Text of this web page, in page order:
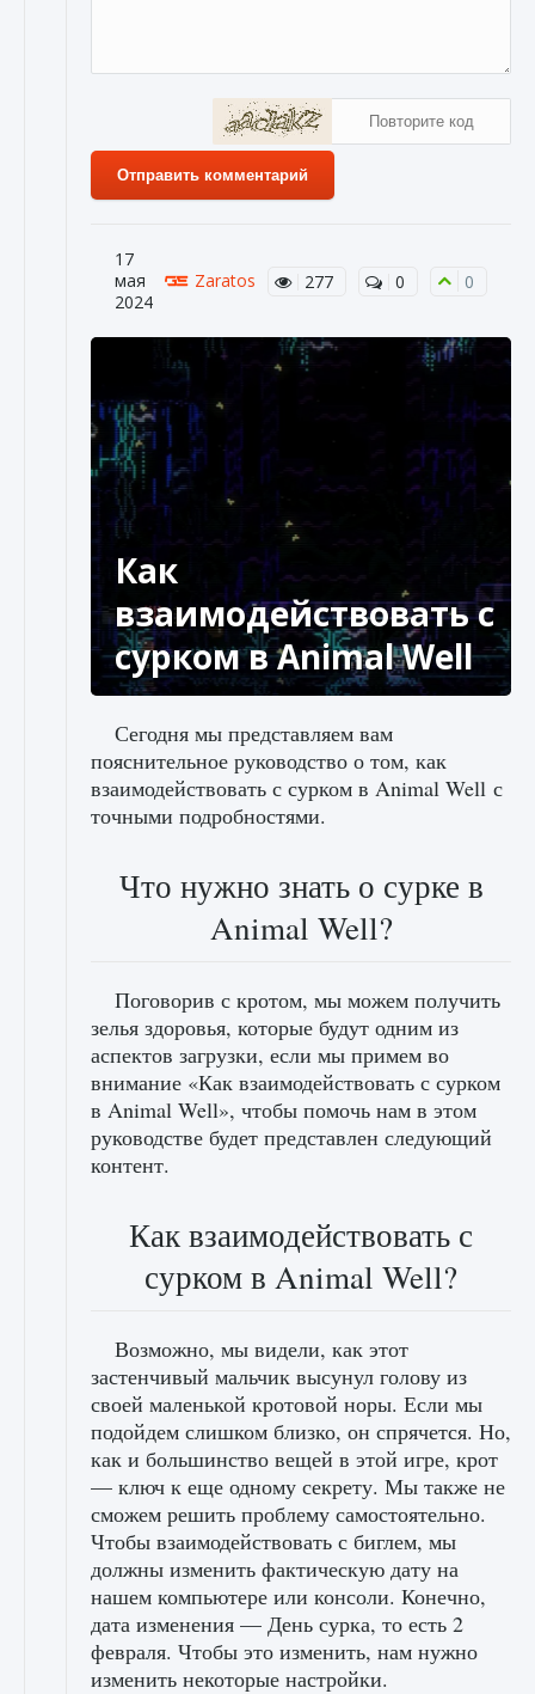
Отправить комментарий
17
мая
2024
Zaratos 277 0 0
Как
взаимодействовать с
сурком в Animal Well
Сегодня мы представляем вам
пояснительное руководство о том, как
взаимодействовать с сурком в Animal Well с
точными подробностями.
Что нужно знать о сурке в
Animal Well?
Поговорив с кротом, мы можем получить
зелья здоровья, которые будут одним из
аспектов загрузки, если мы примем во
внимание «Как взаимодействовать с сурком
в Animal Well», чтобы помочь нам в этом
руководстве будет представлен следующий
контент.
Как взаимодействовать с
сурком в Animal Well?
Возможно, мы видели, как этот
застенчивый мальчик высунул голову из
своей маленькой кротовой норы. Если мы
подойдем слишком близко, он спрячется. Но,
как и большинство вещей в этой игре, крот
— ключ к еще одному секрету. Мы также не
сможем решить проблему самостоятельно.
Чтобы взаимодействовать с биглем, мы
должны изменить фактическую дату на
нашем компьютере или консоли. Конечно,
дата изменения — День сурка, то есть 2
февраля. Чтобы это изменить, нам нужно
изменить некоторые настройки.